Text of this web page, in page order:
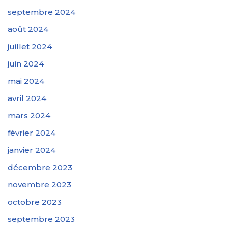
septembre 2024
août 2024
juillet 2024
juin 2024
mai 2024
avril 2024
mars 2024
février 2024
janvier 2024
décembre 2023
novembre 2023
octobre 2023
septembre 2023